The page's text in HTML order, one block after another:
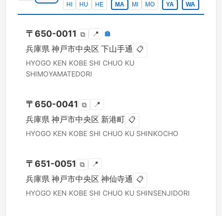
HI
HU HE MA MI MO YA WA
〒650-0011 ⧉ 📍 🏣
兵庫県 神戸市中央区 下山手通 📋
HYOGO KEN KOBE SHI CHUO KU
SHIMOYAMATEDORI
〒650-0041 ⧉ 📍
兵庫県 神戸市中央区 新港町 📋
HYOGO KEN KOBE SHI CHUO KU SHINKOCHO
〒651-0051 ⧉ 📍
兵庫県 神戸市中央区 神仙寺通 📋
HYOGO KEN KOBE SHI CHUO KU SHINSENJIDORI